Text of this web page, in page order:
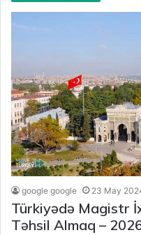
google google 23 May
Türkiyədə Magistr
Təhsil Almaq –